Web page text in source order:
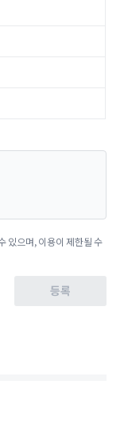
있으며, 이용이 제한될 수
등록